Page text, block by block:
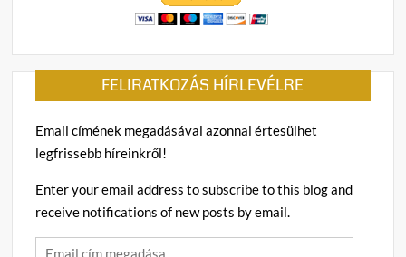
FELIRATKOZÁS HÍRLEVÉLRE
Email címének megadásával azonnal értesülhet
legfrissebb híreinkről!
Enter your email address to subscribe to this blog and
receive notifications of new posts by email.
Email